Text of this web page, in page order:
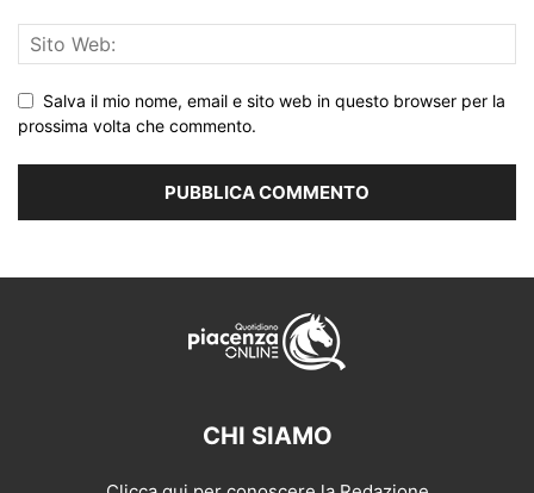
Salva il mio nome, email e sito web in questo browser per la
prossima volta che commento.
CHI SIAMO